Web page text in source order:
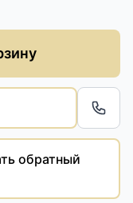
обратный